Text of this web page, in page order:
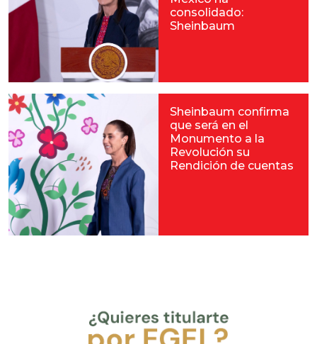
consolidado:
Sheinbaum
Sheinbaum confirma
que será en el
Monumento a la
Revolución su
Rendición de cuentas